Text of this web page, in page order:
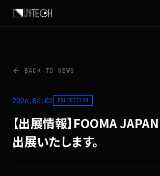
BACK TO NEWS
2026.04.02 EXHIBITION
【出展情報】 FOOMA
出展いたします。